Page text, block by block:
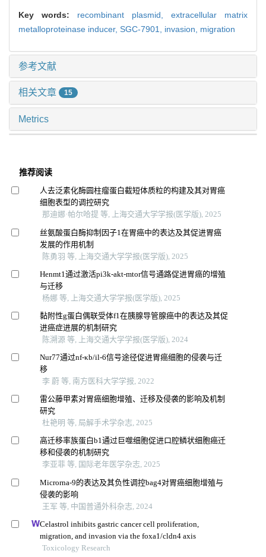
Key words: recombinant plasmid, extracellular matrix
metalloproteinase inducer, SGC-7901, invasion, migration
参考文献
相关文章 15
Metrics
推荐阅读
人去泛素化酶圆柱瘤蛋白截短体质粒的构建及其对胃癌
细胞表型的调控研究
那迪娜·帕尔哈提 等, 上海交通大学学报(医学版), 2025
丝氨酸蛋白酶抑制因子1在胃癌中的表达及其促进胃癌
发展的作用机制
陈勇羽 等, 上海交通大学学报(医学版), 2025
Henmt1通过激活pi3k-akt-mtor信号通路促进胃癌的增殖
与迁移
杨娜 等, 上海交通大学学报(医学版), 2025
黏附性g蛋白偶联受体f1在胰腺导管腺癌中的表达及其促
进癌症进展的机制研究
陈溯源 等, 上海交通大学学报(医学版), 2024
Nur77通过nf-κb/il-6信号途径促进胃癌细胞的侵袭与迁
移
李 蔚 等, 南方医科大学学报, 2022
雷公藤甲素对胃癌细胞增殖、迁移及侵袭的影响及机制
研究
杜艳明 等, 局解手术学杂志, 2025
高迁移率族蛋白b1通过巨噬细胞促进口腔鳞状细胞癌迁
移和侵袭的机制研究
李亚菲 等, 国际老年医学杂志, 2025
Microrna-9的表达及其负性调控bag4对胃癌细胞增殖与
侵袭的影响
王军 等, 中国普通外科杂志, 2024
Celastrol inhibits gastric cancer cell proliferation,
migration, and invasion via the foxa1/cldn4 axis
Toxicology Research